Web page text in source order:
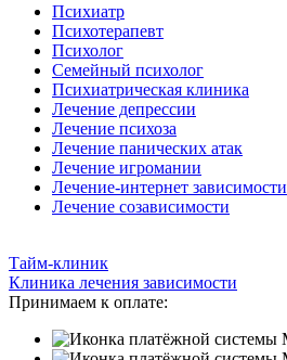
Психиатр
Психотерапевт
Психолог
Семейный психолог
Психиатрическая клиника
Лечение депрессии
Лечение психоза
Лечение панических атак
Лечение игромании
Лечение-интернет зависимости
Лечение созависимости
Тайм-клиник
Клиника лечения зависимости
Принимаем к оплате: